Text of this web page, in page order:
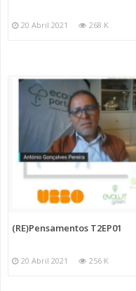
20 Abril 2021 268 K
(RE)Pensamentos T2EP01
20 Abril 2021 256 K